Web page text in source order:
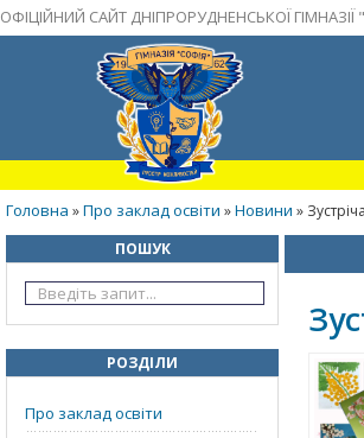
ОФІЦІЙНИЙ САЙТ ДНІПРОРУДНЕНСЬКОЇ ГІМНАЗІЇ
Головна »Про заклад освіти »Новини »
ПОШУК
РОЗДІЛИ
Про заклад освіти